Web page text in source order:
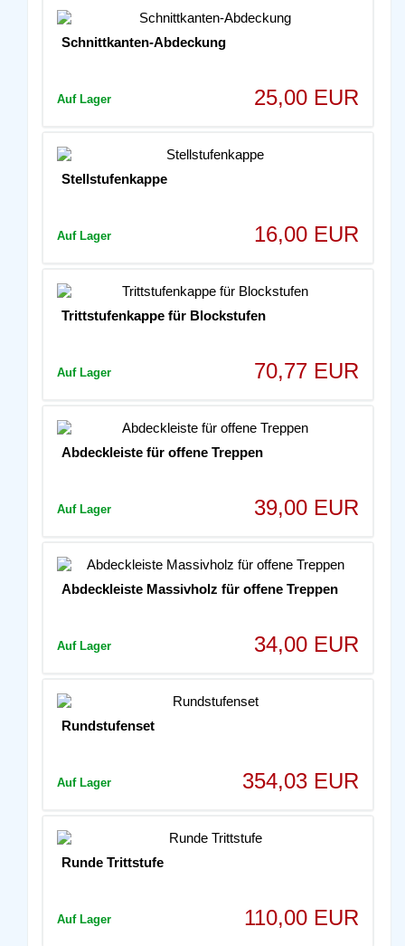
Schnittkanten-Abdeckung
Auf Lager 25,00 EUR
Stellstufenkappe
Auf Lager 16,00 EUR
Trittstufenkappe für Blockstufen
Auf Lager 70,77 EUR
Abdeckleiste für offene Treppen
Auf Lager 39,00 EUR
Abdeckleiste Massivholz für offene Treppen
Auf Lager 34,00 EUR
Rundstufenset
Auf Lager 354,03 EUR
Runde Trittstufe
Auf Lager 110,00 EUR